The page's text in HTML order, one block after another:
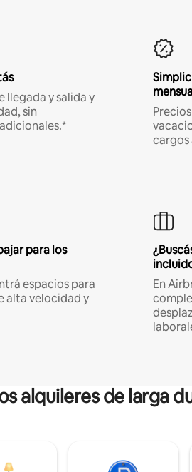
llegada y salida y
sin
cargos
para los
espacios para
alta velocidad y
En
alquileres de larga